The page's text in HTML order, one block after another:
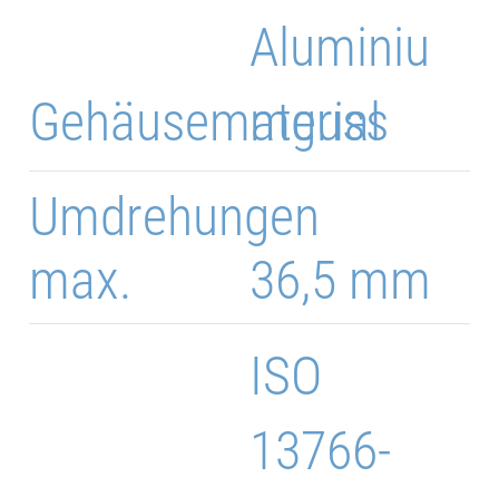
Gehäusematerial
Aluminiu
mguss
36,5 mm
Umdrehungen
max.
ISO
13766-